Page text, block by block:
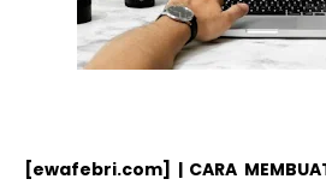
[ewafebri.com] | CARA